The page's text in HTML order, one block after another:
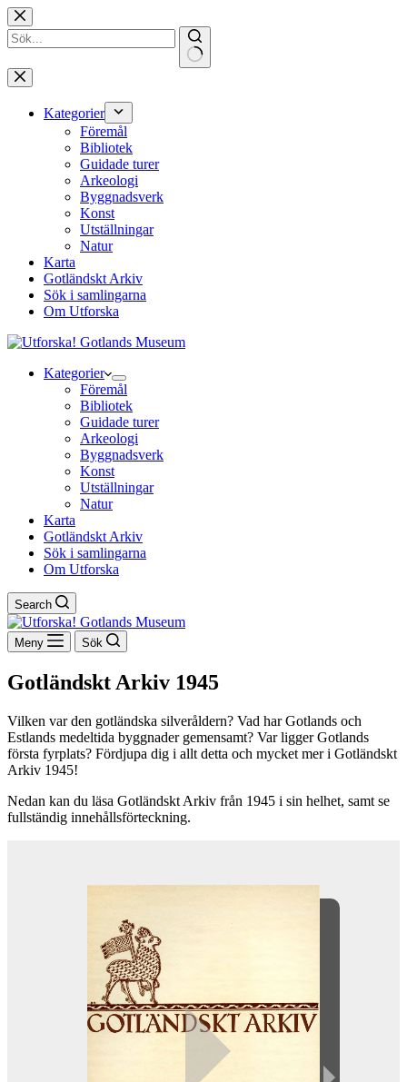
Hoppa
till
innehåll
Inga
resultat
Kategorier
Föremål
Bibliotek
Guidade turer
Arkeologi
Byggnadsverk
Konst
Utställningar
Natur
Karta
Gotländskt Arkiv
Sök i samlingarna
Om Utforska
Kategorier
Föremål
Bibliotek
Guidade turer
Arkeologi
Byggnadsverk
Konst
Utställningar
Natur
Karta
Gotländskt Arkiv
Sök i samlingarna
Om Utforska
Search
Meny Sök
Gotländskt Arkiv 1945
Vilken var den gotländska silveråldern? Vad har Gotlands och
Estlands medeltida byggnader gemensamt? Var ligger Gotlands
första fyrplats? Fördjupa dig i allt detta och mycket mer i Gotländskt
Arkiv 1945!
Nedan kan du läsa Gotländskt Arkiv från 1945 i sin helhet, samt se
fullständig innehållsförteckning.